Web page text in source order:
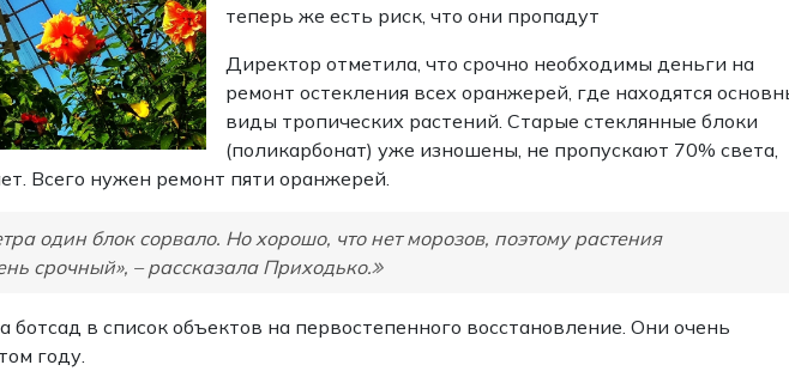
теперь же есть риск, что они пропадут
Директор отметила, что срочно необходимы деньги на
ремонт остекления всех оранжерей, где находятся
виды тропических растений. Старые стеклянные блоки
(поликарбонат) уже изношены, не пропускают 70% света,
Всего нужен ремонт пяти оранжерей.
один блок сорвало. Но хорошо, что нет морозов, поэтому растения
срочный», – рассказала Приходько.
в список объектов на первостепенного восстановление. Они очень
году.